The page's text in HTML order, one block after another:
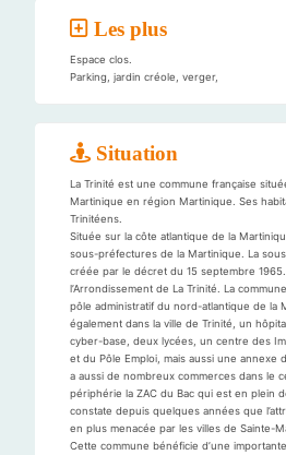
Les plus
Espace clos.
Parking, jardin créole, verger,
Situation
La Trinité est une commune française
Martinique en région Martinique. Ses
Trinitéens.
Située sur la côte atlantique de la
sous-préfectures de la Martinique. La
créée par le décret du 15 septembre 1965.
l’Arrondissement de La Trinité. La
pôle administratif du nord-atlantique de la
également dans la ville de Trinité, un
cyber-base, deux lycées, un centre des
et du Pôle Emploi, mais aussi une annexe
a aussi de nombreux commerces dans le
périphérie la ZAC du Bac qui est en plein
constate depuis quelques années que
en plus menacée par les villes de Sainte-
Cette commune bénéficie d’une